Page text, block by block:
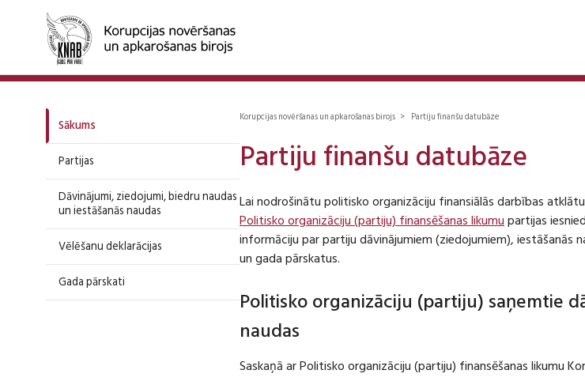
Sākums
Partijas
Dāvinājumi, ziedojumi, biedru naudas
un iestāšanās naudas
Vēlēšanu deklarācijas
Gada pārskati
Korupcijas novēršanas un apkarošanas birojs > Partiju finanšu datubāze
Partiju finanšu datubāze
Lai nodrošinātu politisko organizāciju finansiālās darbības
Politisko organizāciju (partiju) finansēšanas likumupartijas
informāciju par partiju dāvinājumiem (ziedojumiem), iestāšanās
un gada pārskatus.
Politisko organizāciju (partiju) saņemtie
naudas
Saskaņā ar Politisko organizāciju (partiju) finansēšanas likumu